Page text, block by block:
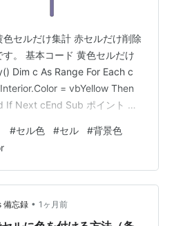
セルだけ集計 赤セルだけ削除
。 基本コード 黄色セルだけ
Dim c As Range For Each c
= vbYellow Then
If Next cEnd Sub ポイント セ
RGB指定も可能 RGB(255,
#セル色 #セル #背景色
備忘録 • 1ヶ月前